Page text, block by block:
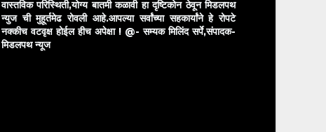
वास्तविक परिस्थिती,योग्य बातमी कळावी हा दृष्टिकोन ठेवून मिडलपथ
न्युज ची मुहूर्तमेढ रोवली आहे.आपल्या सर्वांच्या सहकार्यांने हे रोपटे
नक्कीच वटवृक्ष होईल हीच अपेक्षा ! @- सम्यक मिलिंद सर्पे,संपादक-
मिडलपथ न्यूज